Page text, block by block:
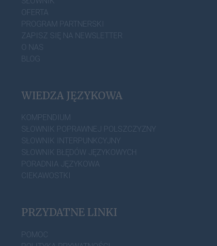
OFERTA
PROGRAM PARTNERSKI
ZAPISZ SIĘ NA NEWSLETTER
O NAS
BLOG
WIEDZA JĘZYKOWA
KOMPENDIUM
SŁOWNIK POPRAWNEJ POLSZCZYZNY
SŁOWNIK INTERPUNKCYJNY
SŁOWNIK BŁĘDÓW JĘZYKOWYCH
PORADNIA JĘZYKOWA
CIEKAWOSTKI
PRZYDATNE LINKI
POMOC